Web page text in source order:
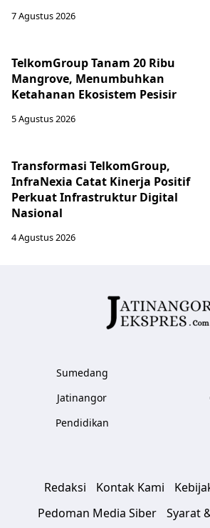
7 Agustus 2026
TelkomGroup Tanam 20 Ribu
Mangrove, Menumbuhkan
Ketahanan Ekosistem Pesisir
5 Agustus 2026
Transformasi TelkomGroup,
InfraNexia Catat Kinerja Positif
Perkuat Infrastruktur Digital
Nasional
4 Agustus 2026
Sumedang
Jatinangor
Pendidikan
Redaksi Kontak Kami
Pedoman Media Siber
Syarat